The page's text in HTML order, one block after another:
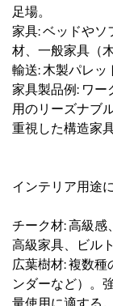
足場。
家具: ベッドやソ
材、一般家具（
輸送: 木製パレッ
家具製品例: ワー
用のリーズナブ
重視した構造家具
インテリア用途
チーク材: 高級感
高級家具、ビル
広葉樹材: 複数
ンダーなど）。
量使用に適する